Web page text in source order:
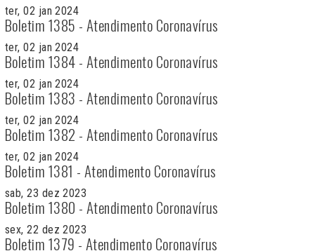
ter, 02 jan 2024
Boletim 1385 - Atendimento Coronavírus
ter, 02 jan 2024
Boletim 1384 - Atendimento Coronavírus
ter, 02 jan 2024
Boletim 1383 - Atendimento Coronavírus
ter, 02 jan 2024
Boletim 1382 - Atendimento Coronavírus
ter, 02 jan 2024
Boletim 1381 - Atendimento Coronavírus
sab, 23 dez 2023
Boletim 1380 - Atendimento Coronavírus
sex, 22 dez 2023
Boletim 1379 - Atendimento Coronavírus